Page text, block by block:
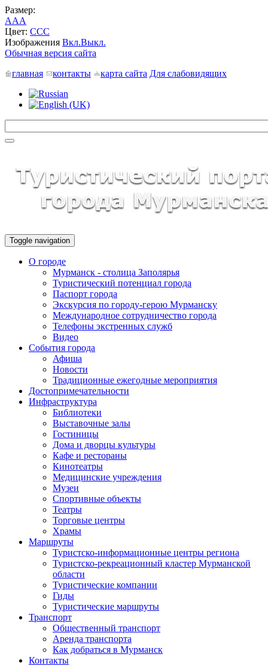
Размер:
AAA
Цвет: CCC
Изображения Вкл.Выкл.
Обычная версия сайта
главная
контакты карта сайта Для слабовидящих
Toggle navigation
О городе
Мурманск - столица Заполярья
Туристический потенциал города
Паспорт города
Экскурсия по городу-герою Мурманску
Международное сотрудничество города
Телефоны экстренных служб
Видео
События города
Афиша
Новости
Традиционные ежегодные мероприятия
Достопримечательности
Инфраструктура
Библиотеки
Выставочные залы
Гостиницы
Дома и дворцы культуры
Кафе и рестораны
Кинотеатры
Медицинские учреждения
Музеи
Спортивные объекты
Театры
Торговые центры
Храмы
Маршруты
Туристско-информационные центры региона
Туристско-рекреационный кластер Мурманской
области
Туристические компании
Гиды
Туристические маршруты
Транспорт
Общественный транспорт
Аренда транспорта
Как добраться в Мурманск
Контакты